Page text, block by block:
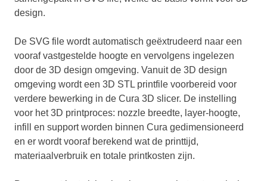
design.
De SVG file wordt automatisch geëxtrudeerd naar een
vooraf vastgestelde hoogte en vervolgens ingelezen
door de 3D design omgeving. Vanuit de 3D design
omgeving wordt een 3D STL printfile voorbereid voor
verdere bewerking in de Cura 3D slicer. De instelling
voor het 3D printproces: nozzle breedte, layer-hoogte,
infill en support worden binnen Cura gedimensioneerd
en er wordt vooraf berekend wat de printtijd,
materiaalverbruik en totale printkosten zijn.